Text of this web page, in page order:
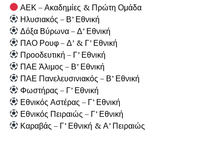
ΑΕΚ – Ακαδημίες & Πρώτη Ομάδα
Ηλυσιακός – Β’ Εθνική
Δόξα Βύρωνα – Δ’ Εθνική
ΠΑΟ Ρουφ – Δ’ & Γ’ Εθνική
Προοδευτική – Γ’ Εθνική
ΠΑΕ Άλιμος – Β’ Εθνική
ΠΑΕ Πανελευσινιακός – Β’ Εθνική
Φωστήρας – Γ’ Εθνική
Εθνικός Αστέρας – Γ’ Εθνική
Εθνικός Πειραιώς – Γ’ Εθνική
Καραβάς – Γ’ Εθνική & Α’ Πειραιώς